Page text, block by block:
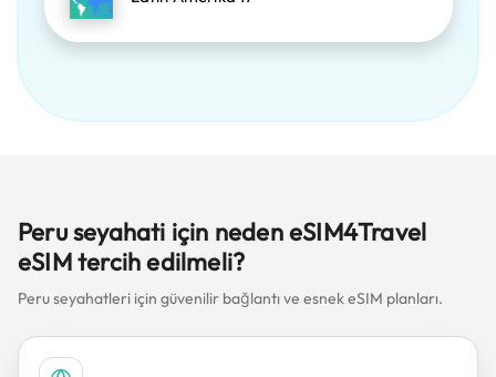
Peru seyahati için neden eSIM4Travel
eSIM tercih edilmeli?
Peru seyahatleri için güvenilir bağlantı ve esnek eSIM planları.